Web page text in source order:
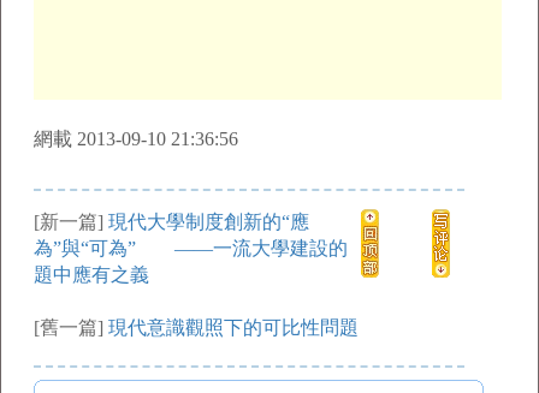
網載 2013-09-10 21:36:56
[新一篇] 現代大學制度創新的“應
為”與“可為” ——一流大學建設的
題中應有之義
[舊一篇] 現代意識觀照下的可比性問題